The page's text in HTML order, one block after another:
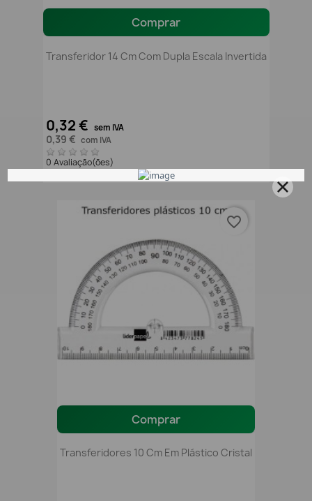
Comprar
Transferidor 14 Cm Com Dupla Escala Invertida
0,32 € sem IVA
0,39 € com IVA
0 Avaliação(ões)
Comprar
Transferidores 10 Cm Em Plástico Cristal
favorite_border